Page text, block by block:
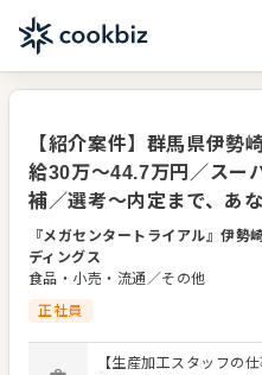
【紹介案件】群馬県伊勢
給30万～44.7万円／スー
補／選考～内定まで、あ
『メガセンタートライアル』伊勢
ディングス
食品・小売・流通／その他
正社員
【生産加工スタッフの